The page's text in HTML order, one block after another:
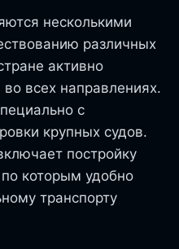
несколькими
различных
активно
всех направлениях.
с
крупных судов.
постройку
которым удобно
транспорту